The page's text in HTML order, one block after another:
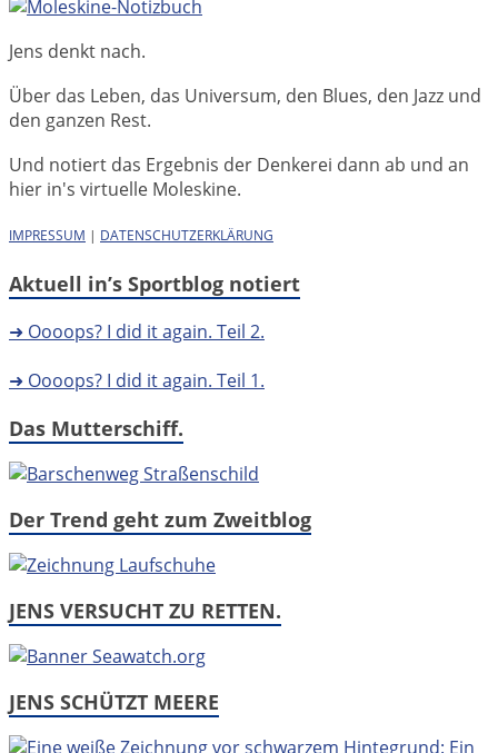
Jens denkt nach.
Über das Leben, das Universum, den Blues, den Jazz und
den ganzen Rest.
Und notiert das Ergebnis der Denkerei dann ab und an
hier in's virtuelle Moleskine.
IMPRESSUM | DATENSCHUTZERKLÄRUNG
Aktuell in’s Sportblog notiert
➜ Oooops? I did it again. Teil 2.
➜ Oooops? I did it again. Teil 1.
Das Mutterschiff.
Der Trend geht zum Zweitblog
JENS VERSUCHT ZU RETTEN.
JENS SCHÜTZT MEERE